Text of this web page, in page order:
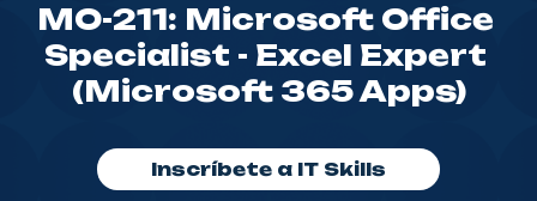
MO-211: Microsoft Office
Specialist - Excel Expert
(Microsoft 365 Apps)
Inscríbete a IT Skills